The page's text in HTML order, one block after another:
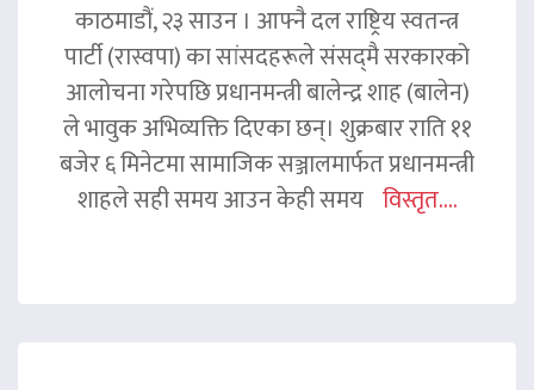
काठमाडौं, २३ साउन । आफ्नै दल राष्ट्रिय स्वतन्त्र
पार्टी (रास्वपा) का सांसदहरूले संसद्‌मै सरकारको
आलोचना गरेपछि प्रधानमन्त्री बालेन्द्र शाह (बालेन)
ले भावुक अभिव्यक्ति दिएका छन्। शुक्रबार राति ११
बजेर ६ मिनेटमा सामाजिक सञ्जालमार्फत प्रधानमन्त्री
शाहले सही समय आउन केही समय विस्तृत....